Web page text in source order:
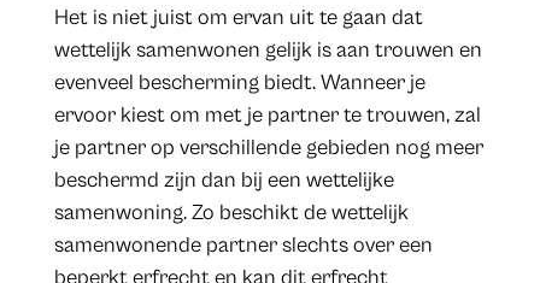
Het is niet juist om ervan uit te gaan dat
wettelijk samenwonen gelijk is aan trouwen en
evenveel bescherming biedt. Wanneer je
ervoor kiest om met je partner te trouwen, zal
je partner op verschillende gebieden nog meer
beschermd zijn dan bij een wettelijke
samenwoning. Zo beschikt de wettelijk
samenwonende partner slechts over een